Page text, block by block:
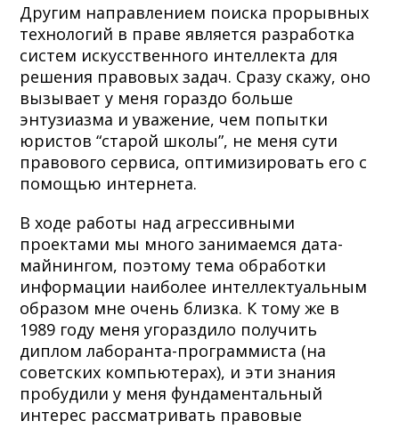
Другим направлением поиска прорывных
технологий в праве является разработка
систем искусственного интеллекта для
решения правовых задач. Сразу скажу, оно
вызывает у меня гораздо больше
энтузиазма и уважение, чем попытки
юристов “старой школы”, не меня сути
правового сервиса, оптимизировать его с
помощью интернета.
В ходе работы над агрессивными
проектами мы много занимаемся дата-
майнингом, поэтому тема обработки
информации наиболее интеллектуальным
образом мне очень близка. К тому же в
1989 году меня угораздило получить
диплом лаборанта-программиста (на
советских компьютерах), и эти знания
пробудили у меня фундаментальный
интерес рассматривать правовые